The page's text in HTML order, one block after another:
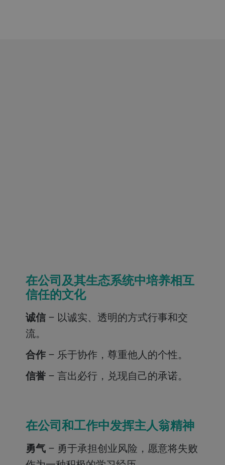
在公司及其生态系统中培养相互
信任的文化
诚信– 以诚实、透明的方式行事和交
流。
合作 – 乐于协作，尊重他人的个性。
信誉– 言出必行，兑现自己的承诺。
在公司和工作中发挥主人翁精神
勇气– 勇于承担创业风险，愿意将失败